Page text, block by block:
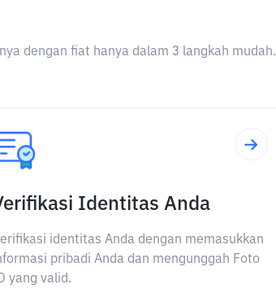
dengan fiat hanya dalam 3 langkah mudah.
Identitas Anda
identitas Anda dengan memasukkan
pribadi Anda dan mengunggah Foto
yang valid.